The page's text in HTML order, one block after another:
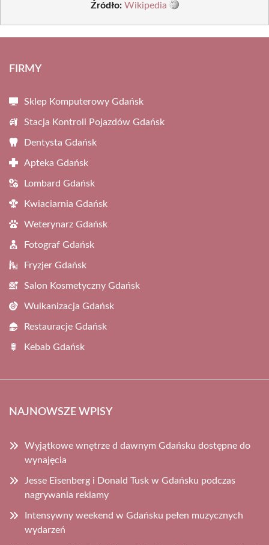
Źródło: Wikipedia
FIRMY
Sklep Komputerowy Gdańsk
Stacja Kontroli Pojazdów Gdańsk
Dentysta Gdańsk
Apteka Gdańsk
Lombard Gdańsk
Kwiaciarnia Gdańsk
Weterynarz Gdańsk
Fotograf Gdańsk
Fryzjer Gdańsk
Salon Kosmetyczny Gdańsk
Wulkanizacja Gdańsk
Restauracje Gdańsk
Kebab Gdańsk
NAJNOWSZE WPISY
Wyjątkowe wnętrze d dawnym Gdańsku dostępne do
wynajęcia
Jesse Eisenberg i Donald Tusk w Gdańsku podczas
nagrywania reklamy
Intensywny weekend w Gdańsku pełen muzycznych
wydarzeń